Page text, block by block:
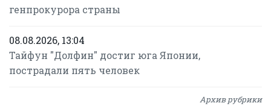
генпрокурора страны
08.08.2026, 13:04
Тайфун "Долфин" достиг юга Японии,
пострадали пять человек
Архив рубрики